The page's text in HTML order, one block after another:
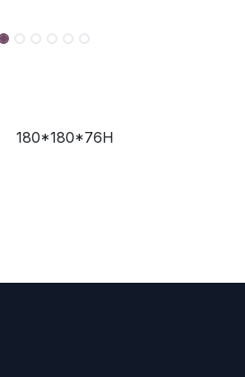
180*180*76H